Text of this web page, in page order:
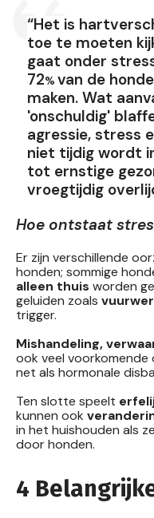
“Het is
toe te moeten
gaat onder
72% van de
maken. Wat
'onschuldig'
agressie, stress
niet tijdig wordt
tot ernstige
vroegtijdig
Hoe ontstaat
Er zijn verschillende
honden; sommige
alleen thuis worden
geluiden zoals
trigger.
Mishandeling,
ook veel
net als hormonale
Ten slotte speelt
kunnen ook
in het huishouden als
door honden.
4